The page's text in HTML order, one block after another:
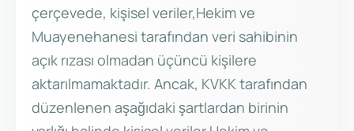
çerçevede, kişisel veriler,Hekim ve
Muayenehanesi tarafından veri sahibinin
açık rızası olmadan üçüncü kişilere
aktarılmamaktadır. Ancak, KVKK tarafından
düzenlenen aşağıdaki şartlardan birinin